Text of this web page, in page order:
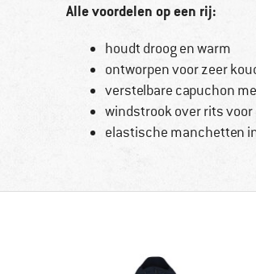
Alle voordelen op een rij:
houdt droog en warm
ontworpen voor zeer
verstelbare capuchon
windstrook over rits
elastische manchetten